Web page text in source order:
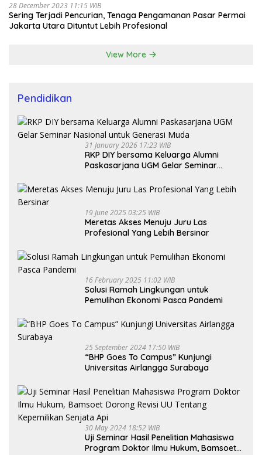
28 December 2023 11:15 WIB
Sering Terjadi Pencurian, Tenaga Pengamanan Pasar Permai
Jakarta Utara Dituntut Lebih Profesional
View More
Pendidikan
31 January 2026 17:23 WIB
RKP DIY bersama Keluarga Alumni
Paskasarjana UGM Gelar Seminar
19 June 2025 03:25 WIB
Meretas Akses Menuju Juru Las
Profesional Yang Lebih Bersinar
16 February 2025 11:02 WIB
Solusi Ramah Lingkungan untuk
Pemulihan Ekonomi Pasca Pandemi
25 September 2024 17:50 WIB
“BHP Goes To Campus” Kunjungi
Universitas Airlangga Surabaya
30 May 2024 18:52 WIB
Uji Seminar Hasil Penelitian Mahasiswa
Program Doktor Ilmu Hukum, Bamsoet